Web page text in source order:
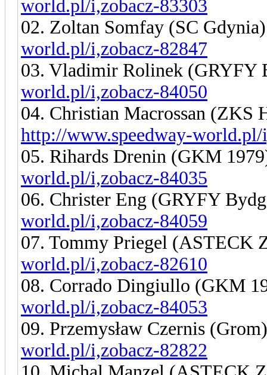
world.pl/i,zobacz-83303
02. Zoltan Somfay (SC
world.pl/i,zobacz-82847
03. Vladimir Rolinek (GRYFY
world.pl/i,zobacz-84050
04. Christian Macrossan (ZKS
http://www.speedway-world.pl/
05. Rihards Drenin (GKM
world.pl/i,zobacz-84035
06. Christer Eng (GRYFY
world.pl/i,zobacz-84059
07. Tommy Priegel (ASTECK
world.pl/i,zobacz-82610
08. Corrado Dingiullo (GKM
world.pl/i,zobacz-84053
09. Przemysław Czernis
world.pl/i,zobacz-82822